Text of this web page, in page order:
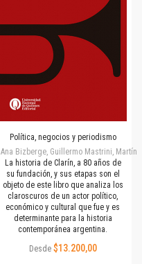
Política, negocios y periodismo
Ana Bizberge, Guillermo Mastrini, Martín
La historia de Clarín, a 80 años de
su fundación, y sus etapas son el
objeto de este libro que analiza los
claroscuros de un actor político,
económico y cultural que fue y es
determinante para la historia
contemporánea argentina.
Desde $13.200,00